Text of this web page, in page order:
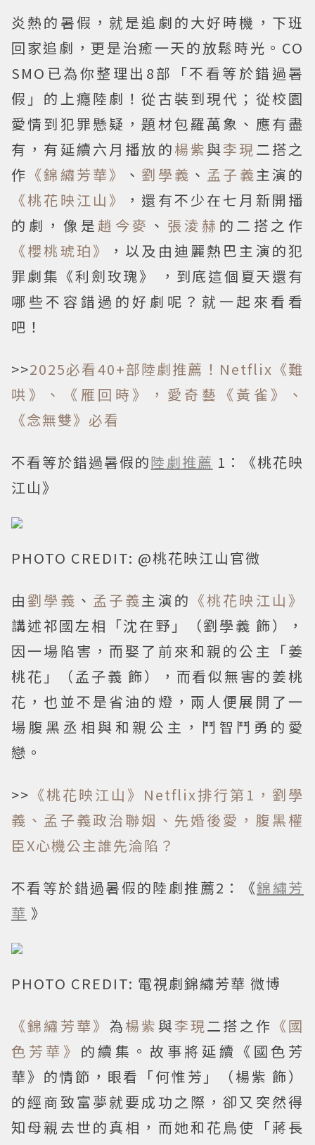
炎熱的暑假，就是追劇的大好時機，下班
回家追劇，更是治癒一天的放鬆時光。CO
SMO已為你整理出8部「不看等於錯過暑
假」的上癮陸劇！從古裝到現代；從校園
愛情到犯罪懸疑，題材包羅萬象、應有盡
有，有延續六月播放的楊紫與李現二搭之
作 《錦繡芳華》 、 劉學義 、 孟子義主演的
《桃花映江山》
，還有不少在七月新開播
的劇，像是 趙今麥 、 張淩赫 的二搭之作
《櫻桃琥珀》
，以及由迪麗熱巴主演的犯
罪劇集《利劍玫瑰》 ，到底這個夏天還有
哪些不容錯過的好劇呢？就一起來看看
吧！
>>2025必看40+部陸劇推薦！Netflix《難
哄》、《雁回時》，愛奇藝《黃雀》、
《念無雙》必看
不看等於錯過暑假的陸劇推薦 1：《桃花映
江山》
PHOTO CREDIT: @桃花映江山官微
由 劉學義 、 孟子義主演的 《桃花映江山》
講述祁國左相「沈在野」（劉學義 飾），
因一場陷害，而娶了前來和親的公主「姜
桃花」（孟子義 飾），而看似無害的姜桃
花，也並不是省油的燈，兩人便展開了一
場腹黑丞相與和親公主，鬥智鬥勇的愛
戀。
>> 《桃花映江山》Netflix排行第1，劉學
義、孟子義政治聯姻、先婚後愛，腹黑權
臣X心機公主誰先淪陷？
不看等於錯過暑假的陸劇推薦2：《錦繡芳
華 》
PHOTO CREDIT: 電視劇錦繡芳華 微博
《錦繡芳華》 為楊紫與李現二搭之作 《國
色芳華》 的續集。故事將延續《國色芳
華》的情節，眼看「何惟芳」（楊紫 飾）
的經商致富夢就要成功之際，卻又突然得
知母親去世的真相，而她和花鳥使「蔣長